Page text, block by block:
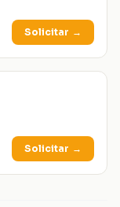
Solicitar →
Solicitar →